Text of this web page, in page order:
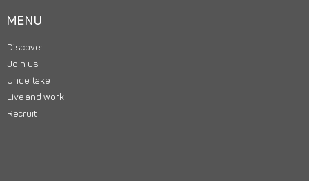
MENU
Discover
Join us
Undertake
Live and work
Recruit